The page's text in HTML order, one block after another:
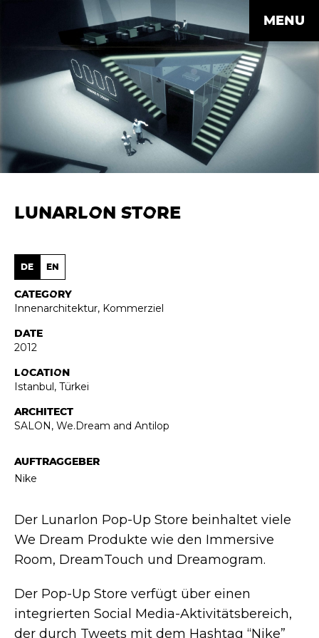
MENU
LUNARLON STORE
DE EN
CATEGORY
Innenarchitektur, Kommerziel
DATE
2012
LOCATION
Istanbul, Türkei
ARCHITECT
SALON, We.Dream and Antilop
AUFTRAGGEBER
Nike
Der Lunarlon Pop-Up Store beinhaltet viele
We Dream Produkte wie den Immersive
Room, DreamTouch und Dreamogram.
Der Pop-Up Store verfügt über einen
integrierten Social Media-Aktivitätsbereich,
der durch Tweets mit dem Hashtag “Nike”